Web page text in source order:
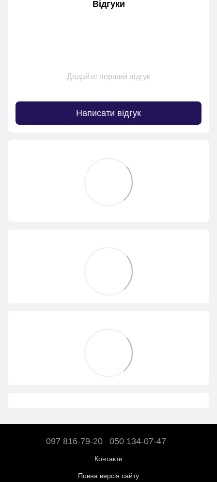
Відгуки
Додайте перший відгук
Написати відгук
097 816-79-20 050 134-07-47
Контакти
Повна версія сайту